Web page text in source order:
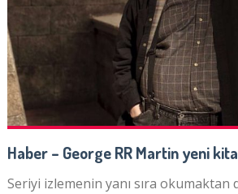
Haber – George RR Martin yeni
Seriyi izlemenin yanı sıra okumaktan